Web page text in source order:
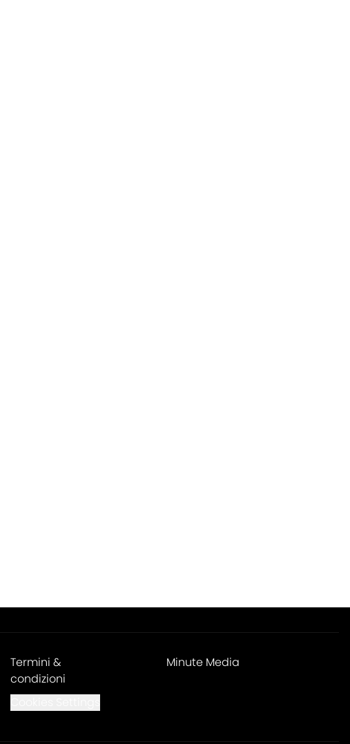
Termini &
condizioni
Minute Media